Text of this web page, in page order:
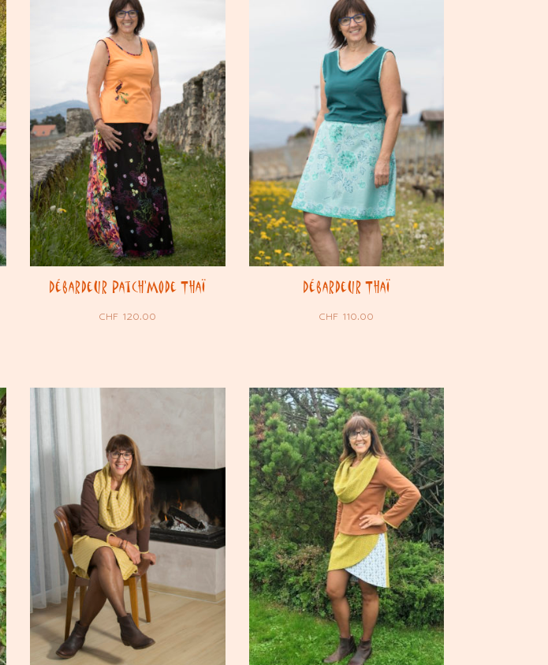
Débardeur Patch’Mode Thaï
CHF 120.00
Débardeur Thaï
CHF 110.00